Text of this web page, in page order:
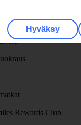
Rewards Club
Hyväksy